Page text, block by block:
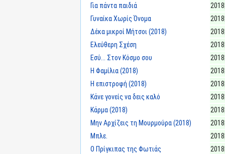
Για πάντα παιδιά
Γυναίκα Χωρίς Όνομα
Δέκα μικροί Μήτσοι (2018)
Ελεύθερη Σχέση
Εσύ... Στον Κόσμο σου
Η Φαμίλια (2018)
Η επιστροφή (2018)
Κάνε γονείς να δεις καλό
Κάρμα (2018)
Μην Αρχίζεις τη Μουρμούρα (2018)
Μπλε.
Ο Πρίγκιπας της Φωτιάς